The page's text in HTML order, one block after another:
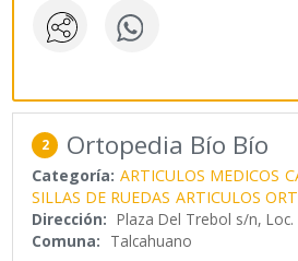
2 Ortopedia Bío Bío
Categoría: ARTICULOS MEDICOS
SILLAS DE RUEDAS ARTICULOS
Dirección: Plaza Del Trebol s/n, Loc.
Comuna: Talcahuano